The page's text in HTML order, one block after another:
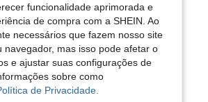
funcionalidade aprimorada e
de compra com a SHEIN. Ao
necessários que fazem nosso site
mas isso pode afetar o
e ajustar suas configurações de
sobre como
de Privacidade.